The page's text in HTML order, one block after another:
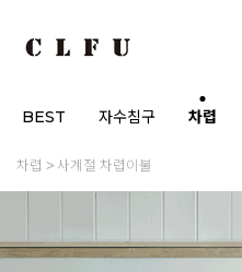
BEST 자수침구 차렵
차렵 사계절 차렵이불